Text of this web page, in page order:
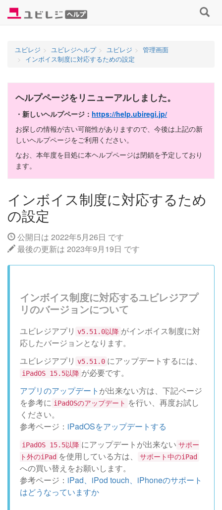
テ
検
索
ユビレジ ユビレジヘルプ ユビレジ
管理画面
インボイス制度に対応するための設定
ヘルプページをリニューアルしました。
・新しいヘルプページ： https://help.ubiregi.jp/
お探しの情報が古い可能性がありますので、今後は上記の新
しいヘルプページをご利用ください。
なお、本年度を目処に本ヘルプページは閉鎖を予定しており
ます。
インボイス制度に対応するため
の設定
公開日は 2022年5月26日 です
最後の更新は 2023年9月19日 です
インボイス制度に対応するユビレジアプ
リのバージョンについて
ユビレジアプリ v5.51.0以降 がインボイス制度に対
応したバージョンとなります。
ユビレジアプリ v5.51.0 にアップデートするには、
iPadOS 15.5以降 が必要です。
アプリのアップデート が出来ない方は、下記ページ
を参考に iPadOSのアップデート を行い、再度お試し
ください。
参考ページ： iPadOSをアップデートする
iPadOS 15.5以降 にアップデートが出来ない サポー
ト外のiPad を使用している方は、 サポート中のiPad
への買い替えをお願いします。
参考ページ： iPad、iPod touch、iPhoneのサポート
はどうなっていますか